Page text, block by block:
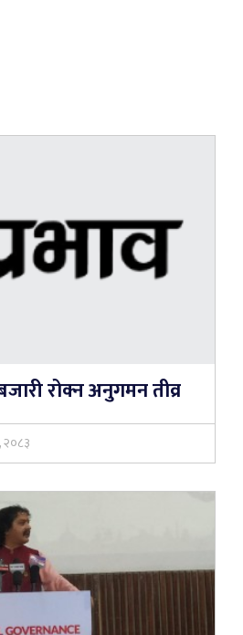
रोक्न अनुगमन तीव्र
२०८३